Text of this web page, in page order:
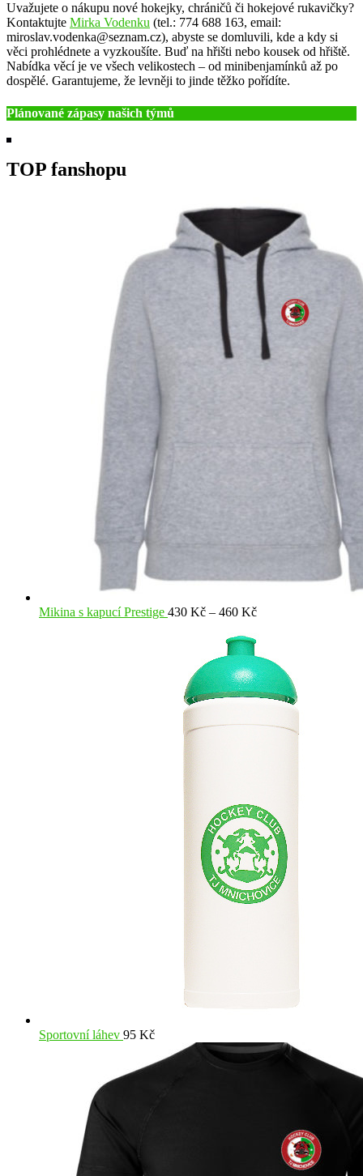
Uvažujete o nákupu nové hokejky, chráničů či hokejové rukavičky?
Kontaktujte Mirka Vodenku (tel.: 774 688 163, email:
miroslav.vodenka@seznam.cz), abyste se domluvili, kde a kdy si
věci prohlédnete a vyzkoušíte. Buď na hřišti nebo kousek od hřiště.
Nabídka věcí je ve všech velikostech – od minibenjamínků až po
dospělé. Garantujeme, že levněji to jinde těžko pořídíte.
Plánované zápasy našich týmů
TOP fanshopu
Mikina s kapucí Prestige 430 Kč – 460 KčRozpětí
430 Kč
až
460 Kč
Sportovní láhev 95 Kč